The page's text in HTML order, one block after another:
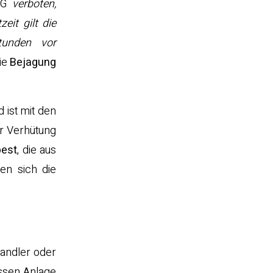
verboten,
gilt die
vor
Bejagung
ist mit den
Verhütung
, die aus
sich die
oder